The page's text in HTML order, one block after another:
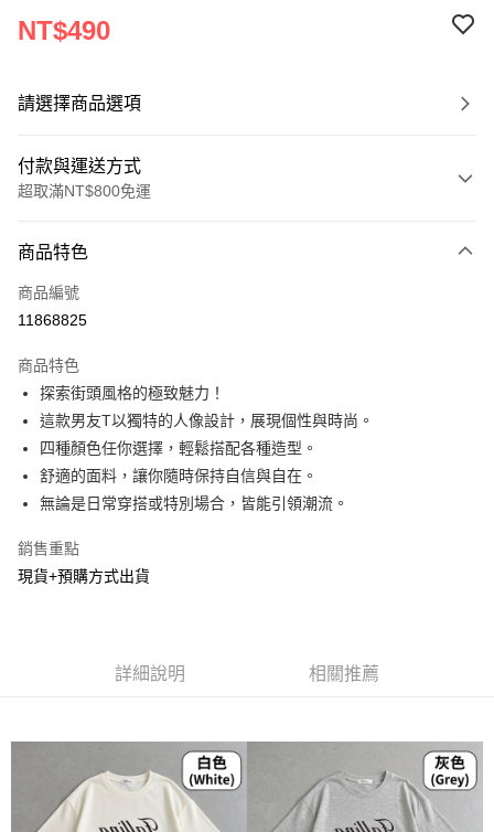
NT$490
請選擇商品選項
付款與運送方式
超取滿NT$800免運
信用卡一次付款
超商取貨付款
Apple Pay
街口支付
悠遊付
Google Pay
AFTEE先享後付
相關說明
１．簡單：不需註冊會員、不需綁卡、不需儲值。
２．便利：只要手機號碼，簡訊認證，即可結帳。
【「AFTEE先享後付」結帳流程】
１．於結帳方式選擇「AFTEE先享後付」後，將跳轉至「AFTEE先享後付」
結帳頁面，進行簡訊認證並確認金額後，即可完成結帳。
２．訂單成立數日內，您將收到繳費通知簡訊。
３．收到繳費通知簡訊後14天內，點擊此簡訊中的連結，可透過四大超商／
每筆NT$60，滿NT$800(含以上)免運費
付款後全家取貨
每筆NT$60，滿NT$800(含以上)免運費
商品特色
商品編號
11868825
商品特色
探索街頭風格的極致魅力！
這款男友T以獨特的人像設計，展現個性與時尚。
四種顏色任你選擇，輕鬆搭配各種造型。
舒適的面料，讓你隨時保持自信與自在。
無論是日常穿搭或特別場合，皆能引領潮流。
銷售重點
現貨+預購方式出貨
詳細說明 相關推薦